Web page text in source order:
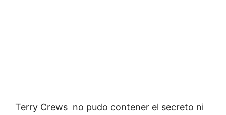
Terry Crews no pudo contener el secreto ni